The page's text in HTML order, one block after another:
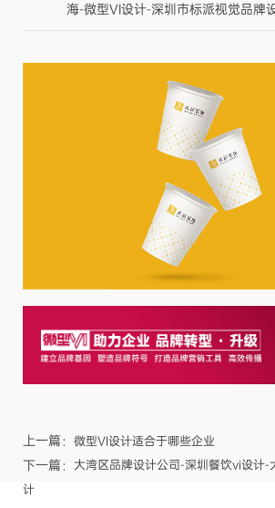
海-微型VI设计-深圳市标派视觉品牌
上一篇： 微型VI设计适合于哪些企业
下一篇： 大湾区品牌设计公司-深圳餐饮vi设计-
计